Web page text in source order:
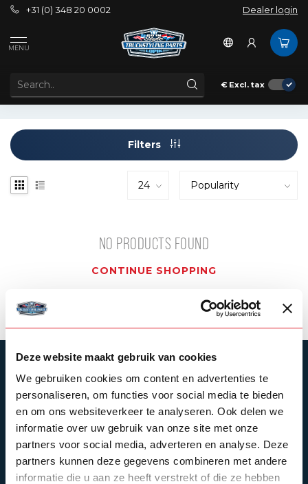
Deze website maakt gebruik van cookies
We gebruiken cookies om content en advertenties te
personaliseren, om functies voor social media te bieden
en om ons websiteverkeer te analyseren. Ook delen we
informatie over uw gebruik van onze site met onze
partners voor social media, adverteren en analyse. Deze
partners kunnen deze gegevens combineren met andere
informatie die u aan ze heeft verstrekt of die ze hebben
+31 (0) 348 20 0002 Dealer login
MENU
€ Excl. tax
Tags
PRODUCTS TAGGED WITH AIRFLOW BULLBAR
Filters
NO PRODUCTS FOUND
CONTINUE SHOPPING
SUBSCRIBE TO OUR NEWSLETTER
Stay up to date with our latest offers
Schrijf je in